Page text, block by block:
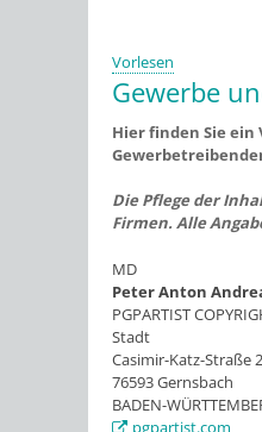
Vorlesen
Gewerbe
Hier finden Sie ein
Die Pflege der
Firmen. Alle
MD
Peter Anton
PGPARTIST
Stadt
Casimir-Katz-Straße
76593Gernsbach
BADEN-
pgpartist.com